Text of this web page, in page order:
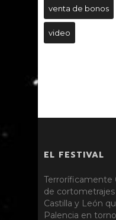
venta de bonos
video
EL FESTIVAL
Terroríficamente
de
Castilla y León
Palencia en